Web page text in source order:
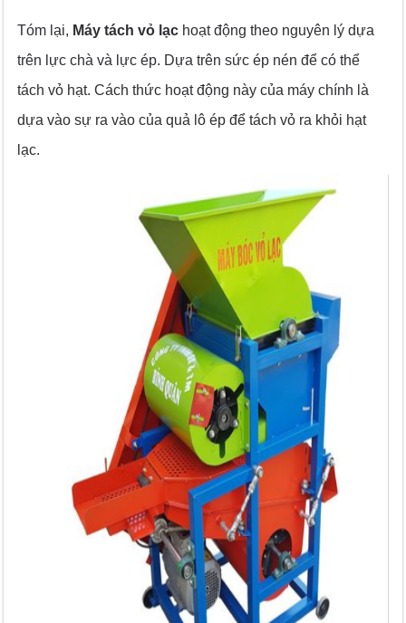
Tóm lại, Máy tách vỏ lạc hoạt động theo nguyên lý dựa
trên lực chà và lực ép. Dựa trên sức ép nén để có thể
tách vỏ hạt. Cách thức hoạt động này của máy chính là
dựa vào sự ra vào của quả lô ép để tách vỏ ra khỏi hạt
lạc.